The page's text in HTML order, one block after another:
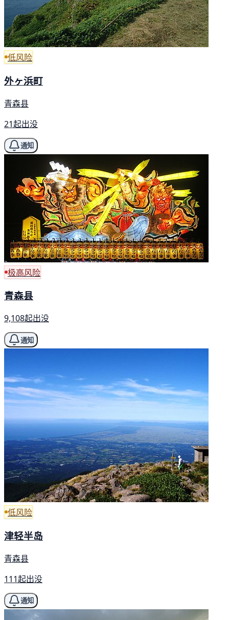
低风险
外ヶ浜町
青森县
21起出没
通知
极高风险
青森县
9,108起出没
通知
低风险
津轻半岛
青森县
111起出没
通知